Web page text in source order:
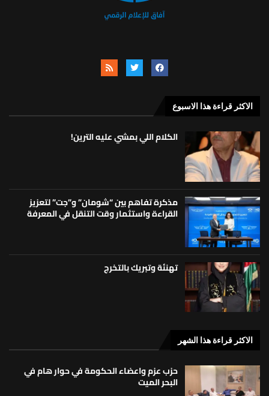
الاكثر قراءة هذا الاسبوع
الكلام اللي بمشي عليه الترين!
مذكرة تفاهم بين “شومان” و”جت” لتعزيز
القراءة واستثمار وقت التنقل في المعرفة
تهنئة وتبريك بالتخرج
الاكثر قراءة هذا الشهر
حزب عزم واعضاء الحكومة في حوار هام في
البحر الميت